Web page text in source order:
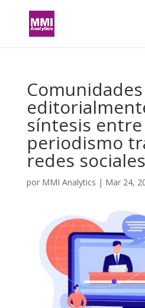
síntesis entre
periodismo
redes sociales
por MMI Analytics | Mar 24,